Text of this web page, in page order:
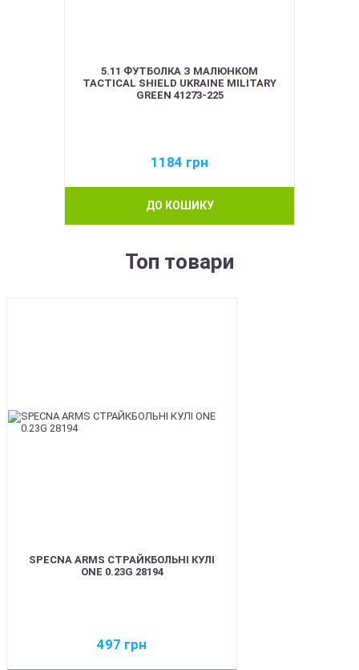
5.11 ФУТБОЛКА З МАЛЮНКОМ
TACTICAL SHIELD UKRAINE MILITARY
GREEN 41273-225
1184 грн
ДО КОШИКУ
Топ товари
SPECNA ARMS СТРАЙКБОЛЬНІ КУЛІ
ONE 0.23G 28194
497 грн